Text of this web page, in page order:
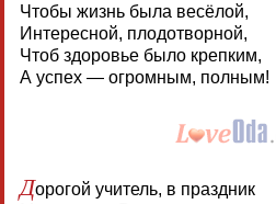
Чтобы жизнь была весёлой,
Интересной, плодотворной,
Чтоб здоровье было крепким,
А успех — огромным, полным!
Дорогой учитель, в праздник